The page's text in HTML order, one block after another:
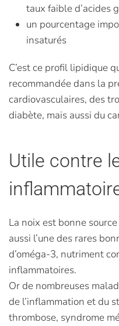
taux faible d’acides
un pourcentage
insaturés
C’est ce profil lipidique
recommandée dans la
cardiovasculaires, des
diabète, mais aussi du
Utile contre
La noix est bonne
aussi l’une des rares
d’oméga-3, nutriment
inflammatoires.
Or de nombreuses
de l’inflammation et du
thrombose, syndrome